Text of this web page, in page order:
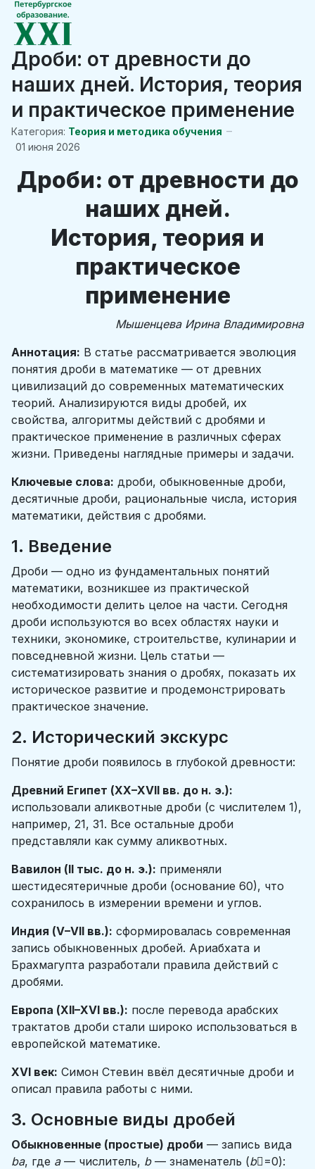
Дроби: от древности до
наших дней. История, теория
и практическое применение
Категория: Теория и методика обучения
01 июня 2026
Дроби: от древности до
наших дней.
История, теория и
практическое
применение
Мышенцева Ирина Владимировна
Аннотация: В статье рассматривается эволюция
понятия дроби в математике — от древних
цивилизаций до современных математических
теорий. Анализируются виды дробей, их
свойства, алгоритмы действий с дробями и
практическое применение в различных сферах
жизни. Приведены наглядные примеры и задачи.
Ключевые слова: дроби, обыкновенные дроби,
десятичные дроби, рациональные числа, история
математики, действия с дробями.
1. Введение
Дроби — одно из фундаментальных понятий
математики, возникшее из практической
необходимости делить целое на части. Сегодня
дроби используются во всех областях науки и
техники, экономике, строительстве, кулинарии и
повседневной жизни. Цель статьи —
систематизировать знания о дробях, показать их
историческое развитие и продемонстрировать
практическое значение.
2. Исторический экскурс
Понятие дроби появилось в глубокой древности:
Древний Египет (XX–XVII вв. до н. э.):
использовали аликвотные дроби (с числителем 1),
например, 21​, 31​. Все остальные дроби
представляли как сумму аликвотных.
Вавилон (II тыс. до н. э.): применяли
шестидесятеричные дроби (основание 60), что
сохранилось в измерении времени и углов.
Индия (V–VII вв.): сформировалась современная
запись обыкновенных дробей. Ариабхата и
Брахмагупта разработали правила действий с
дробями.
Европа (XII–XVI вв.): после перевода арабских
трактатов дроби стали широко использоваться в
европейской математике.
XVI век: Симон Стевин ввёл десятичные дроби и
описал правила работы с ними.
3. Основные виды дробей
Обыкновенные (простые) дроби — запись вида
ba​, где a— числитель, b— знаменатель (b=0):